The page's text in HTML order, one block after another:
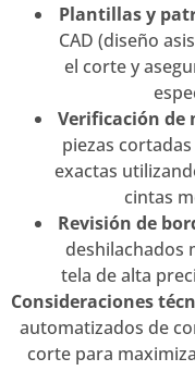
Plantillas y
CAD (diseño
el corte y
Verificación de
piezas
exactas
cintas
Revisión de
deshilachados
tela de alta
Consideraciones
automatizados de
corte para